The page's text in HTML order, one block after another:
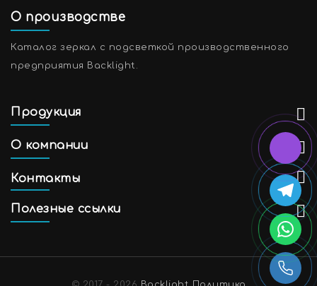
О производстве
Каталог зеркал с подсветкой производственного
предприятия Backlight.
Продукция
О компании
Контакты
Полезные ссылки